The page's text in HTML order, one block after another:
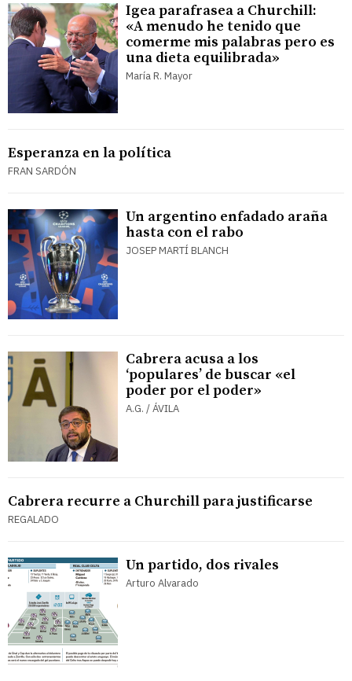
Igea parafrasea a Churchill:
«A menudo he tenido que
comerme mis palabras pero es
una dieta equilibrada»
María R. Mayor
Esperanza en la política
FRAN SARDÓN
Un argentino enfadado araña
hasta con el rabo
JOSEP MARTÍ BLANCH
Cabrera acusa a los
‘populares’ de buscar «el
poder por el poder»
A.G. / ÁVILA
Cabrera recurre a Churchill para justificarse
REGALADO
Un partido, dos rivales
Arturo Alvarado